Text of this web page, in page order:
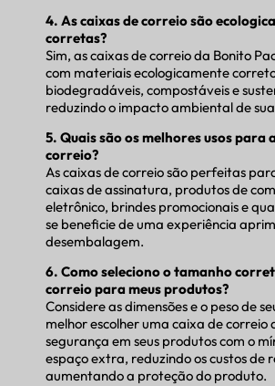
4. As caixas de correio são
corretas?
Sim, as caixas de correio da Bonito
com materiais ecologicamente
biodegradáveis, compostáveis e
reduzindo o impacto ambiental de
5. Quais são os melhores usos para
correio?
As caixas de correio são perfeitas
caixas de assinatura, produtos de
eletrônico, brindes promocionais e
se beneficie de uma experiência
desembalagem.
6. Como seleciono o tamanho
correio para meus produtos?
Considere as dimensões e o peso de
melhor escolher uma caixa de correio
segurança em seus produtos com o
espaço extra, reduzindo os custos de
aumentando a proteção do produto.